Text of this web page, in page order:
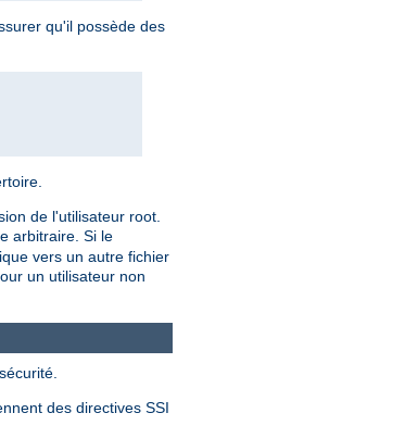
qu'il possède des
de l'utilisateur root.
arbitraire. Si le
vers un autre fichier
un utilisateur non
des directives SSI